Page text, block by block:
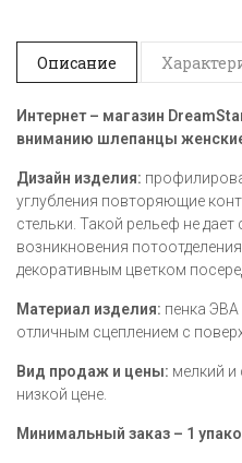
Описание
Интернет – магазин
вниманию шлепанцы
Дизайн изделия:
углубления повторяющие
стельки. Такой рельеф не
возникновения
декоративным цветком
Материал изделия: пенка ЭВА
отличным сцеплением с
Вид продаж и цены: мелкий и
низкой цене.
Минимальный заказ – 1